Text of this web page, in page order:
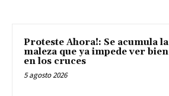
Proteste Ahora!: Se acumula la
maleza que ya impede ver bien
en los cruces
5 agosto 2026